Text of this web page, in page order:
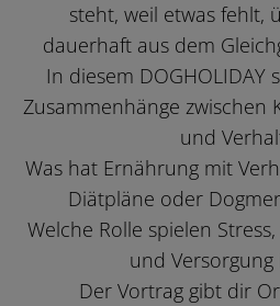
steht, weil etwas fehlt,
dauerhaft aus dem
In diesem DOGHOLIDAY
Zusammenhänge zwischen
und
Was hat Ernährung mit
Diätpläne oder
Welche Rolle spielen
und Versorgung
Der Vortrag gibt dir